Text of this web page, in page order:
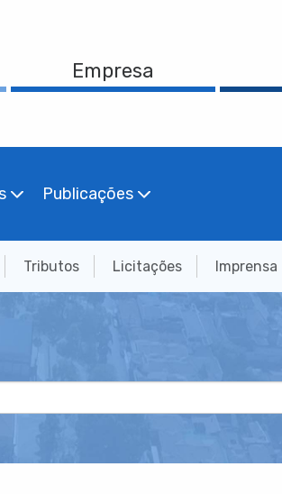
Empresa
Publicações
Tributos Licitações Imprensa